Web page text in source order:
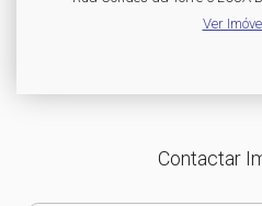
Ver
Contactar